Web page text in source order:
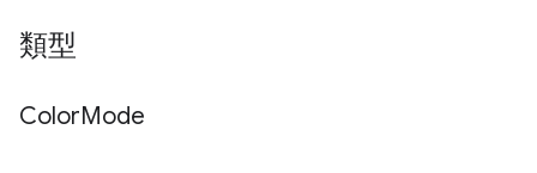
類型
ColorMode